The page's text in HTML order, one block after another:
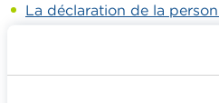
La déclaration de la
Les cohabitants de fait et
La fiscalité des